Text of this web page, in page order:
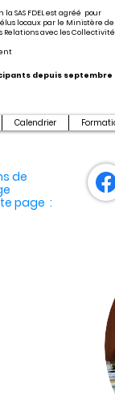
SAS FDEL est agréé pour
locaux par le Ministère de
Relations avec les
depuis septembre
Calendrier
de
page :